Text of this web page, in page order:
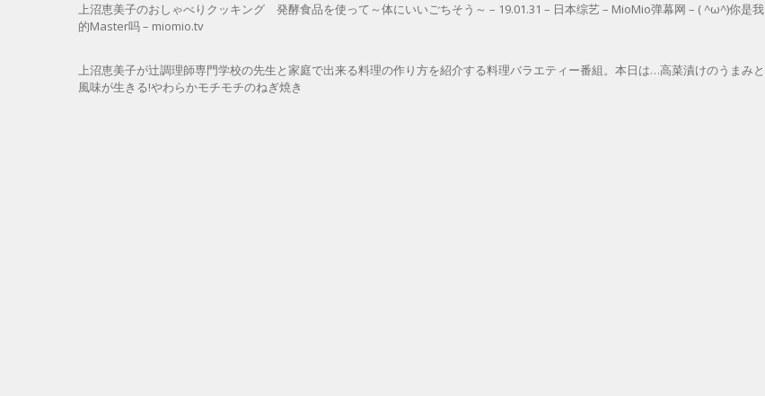
上沼恵美子のおしゃべりクッキング 発酵食品を使って～体にいいごちそう～ – 19.01.31 – 日本综艺 – MioMio弹幕网 – ( ^ω^)你是我
的Master吗 – miomio.tv
上沼恵美子が辻調理師専門学校の先生と家庭で出来る料理の作り方を紹介する料理バラエティー番組。本日は…高菜漬けのうまみと
風味が生きる!やわらかモチモチのねぎ焼き